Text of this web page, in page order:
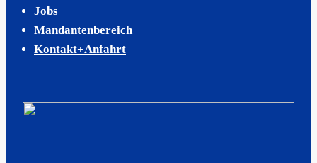
Jobs
Mandantenbereich
Kontakt+Anfahrt